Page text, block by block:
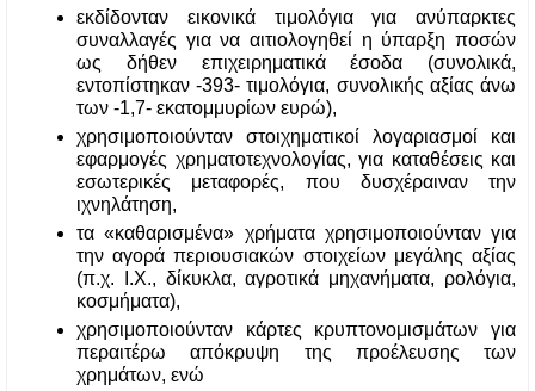
εκδίδονταν εικονικά τιμολόγια για ανύπαρκτες
συναλλαγές για να αιτιολογηθεί η ύπαρξη ποσών
ως δήθεν επιχειρηματικά έσοδα (συνολικά,
εντοπίστηκαν -393- τιμολόγια, συνολικής αξίας άνω
των -1,7- εκατομμυρίων ευρώ),
χρησιμοποιούνταν στοιχηματικοί λογαριασμοί και
εφαρμογές χρηματοτεχνολογίας, για καταθέσεις και
εσωτερικές μεταφορές, που δυσχέραιναν την
ιχνηλάτηση,
τα «καθαρισμένα» χρήματα χρησιμοποιούνταν για
την αγορά περιουσιακών στοιχείων μεγάλης αξίας
(π.χ. Ι.Χ., δίκυκλα, αγροτικά μηχανήματα, ρολόγια,
κοσμήματα),
χρησιμοποιούνταν κάρτες κρυπτονομισμάτων για
περαιτέρω απόκρυψη της προέλευσης των
χρημάτων, ενώ